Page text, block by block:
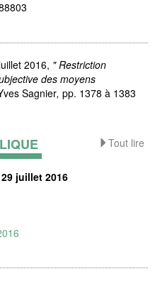
2016, " Restriction
des moyens
Sagnier, pp. 1378 à 1383
Tout lire
juillet 2016